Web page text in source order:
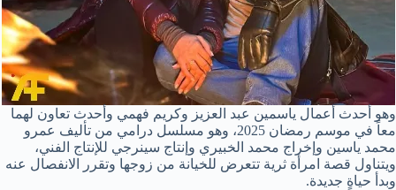
وهو أحدث أعمال ياسمين عبد العزيز وكريم فهمي وأحدث تعاون لهما
معاً في موسم رمضان 2025، وهو مسلسل درامي من تأليف عمرو
محمد ياسين وإخراج محمد الخبيري وإنتاج سينرجي للإنتاج الفني،
ويتناول قصة امرأة ثرية تتعرض للخيانة من زوجها وتقرر الانفصال عنه
وبدأ حياةٍ جديدة.